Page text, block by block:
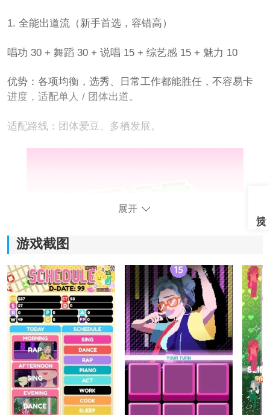
1. 全能出道流（新手首选，容错高）
唱功 30 + 舞蹈 30 + 说唱 15 + 综艺感 15 + 魅力 10
优势：各项均衡，选秀、日常工作都能胜任，不容易卡
进度，适配单人 / 团体出道。
适配路线：团体爱豆、多栖发展。
展开
游戏截图